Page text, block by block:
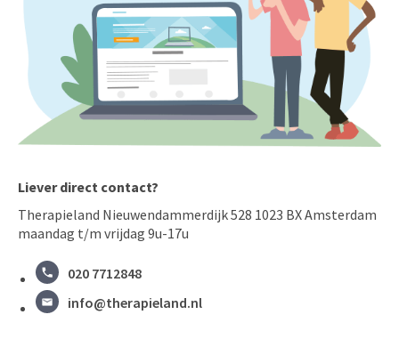
Liever direct contact?
Therapieland Nieuwendammerdijk 528 1023 BX Amsterdam
maandag t/m vrijdag 9u-17u
020 7712848
info@therapieland.nl